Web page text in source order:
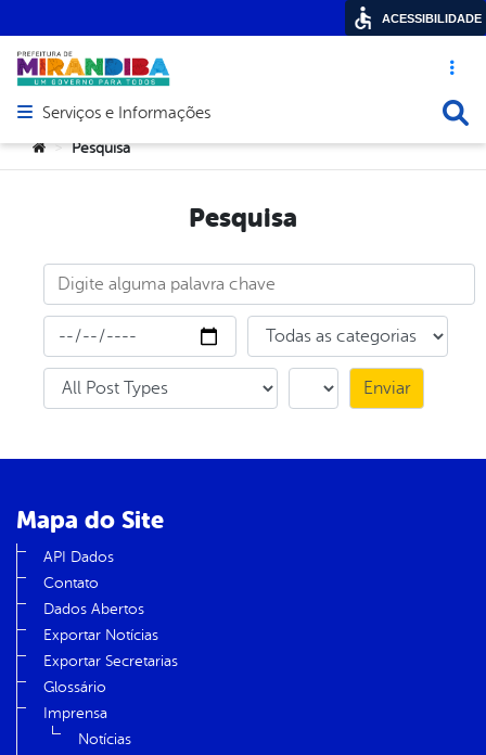
Acesso
Abrir menu principal de navegação
Serviços e Informações
Você está aqui:
> Pesquisa
Pesquisa
Mapa do Site
API Dados
Contato
Dados Abertos
Exportar Notícias
Exportar Secretarias
Glossário
Imprensa
Notícias
ACESSIBILIDADE